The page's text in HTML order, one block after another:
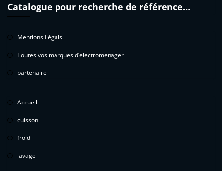
Catalogue pour recherche de référence…
Mentions Légals
Toutes vos marques d’electromenager
partenaire
Accueil
cuisson
froid
lavage